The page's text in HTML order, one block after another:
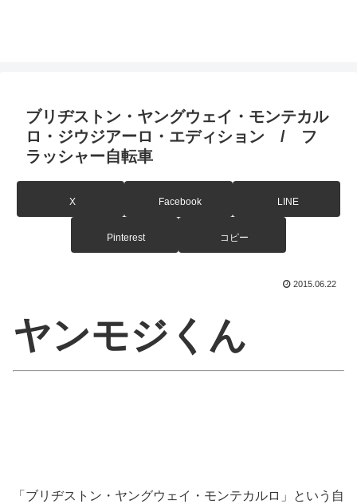
ブリヂストン・ヤングウェイ・モンテカル
ロ・ジウジアーロ・エディション / フ
ラッシャー自転車
X Facebook LINE
Pinterest コピー
2015.06.22
ヤンモジくん
「ブリヂストン・ヤングウェイ・モンテカルロ」という自